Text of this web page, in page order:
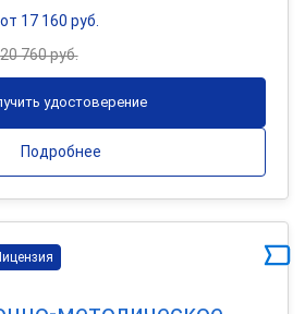
от 17 160 руб.
20 760 руб.
удостоверение
Подробнее